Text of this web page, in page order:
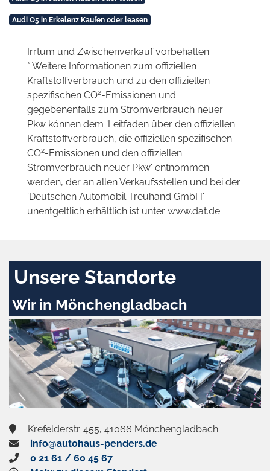
Audi Q5 in Erkelenz Kaufen oder leasen
Irrtum und Zwischenverkauf vorbehalten.
* Weitere Informationen zum offiziellen
Kraftstoffverbrauch und zu den offiziellen
spezifischen CO2-Emissionen und
gegebenenfalls zum Stromverbrauch neuer
Pkw können dem 'Leitfaden über den offiziellen
Kraftstoffverbrauch, die offiziellen spezifischen
CO2-Emissionen und den offiziellen
Stromverbrauch neuer Pkw' entnommen
werden, der an allen Verkaufsstellen und bei der
'Deutschen Automobil Treuhand GmbH'
unentgeltlich erhältlich ist unter www.dat.de.
Unsere Standorte
Wir in Mönchengladbach
Krefelderstr. 455, 41066 Mönchengladbach
info@autohaus-penders.de
0 21 61 / 60 45 67